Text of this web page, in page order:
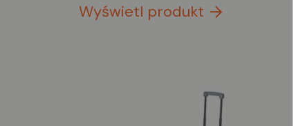
Wyświetl produkt